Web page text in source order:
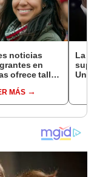
noticias
en
ofrece taller
ciudadanía
MÁS
La